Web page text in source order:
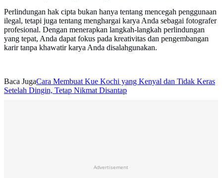
Perlindungan hak cipta bukan hanya tentang mencegah penggunaan
ilegal, tetapi juga tentang menghargai karya Anda sebagai fotografer
profesional. Dengan menerapkan langkah-langkah perlindungan
yang tepat, Anda dapat fokus pada kreativitas dan pengembangan
karir tanpa khawatir karya Anda disalahgunakan.
Baca JugaCara Membuat Kue Kochi yang Kenyal dan Tidak Keras
Setelah Dingin, Tetap Nikmat Disantap
Advertisement